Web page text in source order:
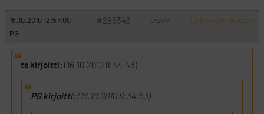
16.10.2010 12:57:00 #285346 VASTAA ILMOITA ASIATON VIESTI
PG
ts kirjoitti: (16.10.2010 8:44:43)
PG kirjoitti:(16.10.2010 8:34:53)